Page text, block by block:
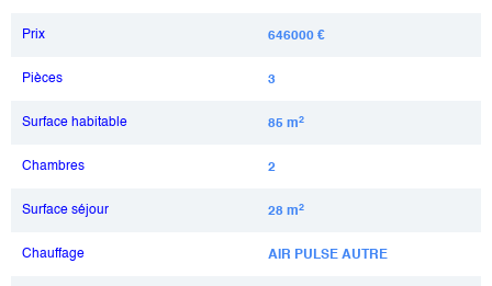
Prix 646000 €
Pièces 3
Surface habitable 85 m2
Chambres 2
Surface séjour 28 m2
Chauffage AIR PULSE AUTRE